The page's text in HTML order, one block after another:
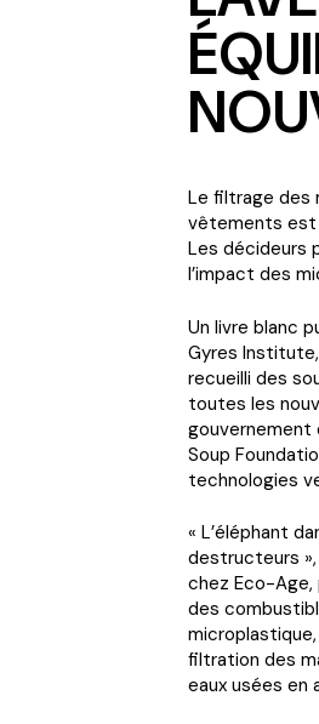
Le filtrage des
vêtements est
Les décideurs
l’impact des
Un livre blanc
Gyres
recueilli des
toutes les
gouvernement
Soup
technologies
« L’éléphant
destructeurs
chez Eco-Age,
des
microplastique,
filtration des
eaux usées en